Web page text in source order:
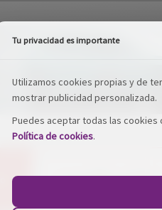
Tu privacidad es importante
Utilizamos cookies propias y de
mostrar publicidad personalizada.
Puedes aceptar todas las
Política de cookies.